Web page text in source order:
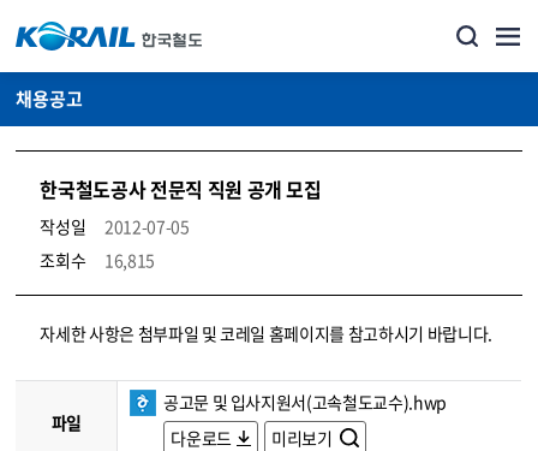
채용공고
한국철도공사 전문직 직원 공개 모집
작성일
2012-07-05
조회수
16,815
코레일소개_경영공시_채용공고 상세보기 – 내용, 파일, 담당자 연락처로 구성
자세한 사항은 첨부파일 및 코레일 홈페이지를 참고하시기 바랍니다.
파일
공고문 및 입사지원서(고속철도교수).hwp
다운로드
미리보기